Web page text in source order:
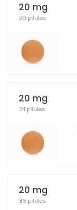
20 mg
20 pilules
20 mg
24 pilules
20 mg
36 pilules